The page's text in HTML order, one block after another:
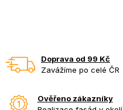
Doprava od 99 Kč
Zavážíme po celé ČR
Ověřeno zákazníky